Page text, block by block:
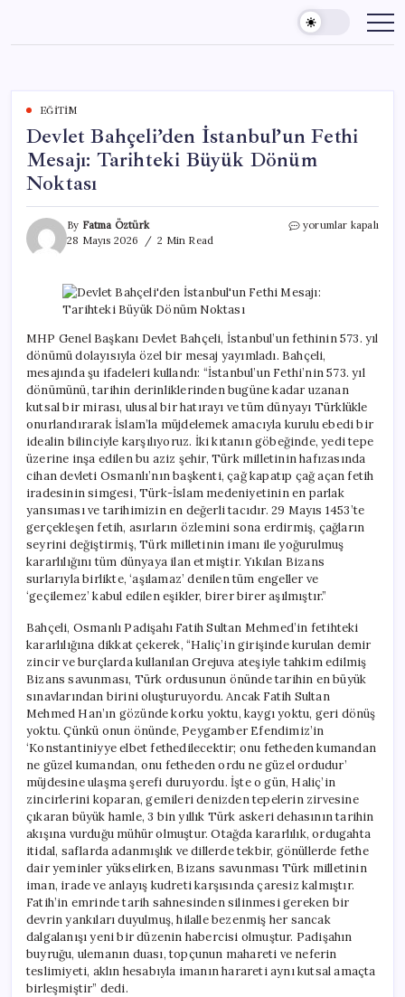
content
EĞITIM
Devlet Bahçeli’den İstanbul’un Fethi
Mesajı: Tarihteki Büyük Dönüm
Noktası
By Fatma Öztürk
28 Mayıs 2026
2 Min Read
Devlet
Mesajı:
Tarihteki
Dönüm
Noktası
için
yorumlar kapalı
MHP Genel Başkanı Devlet Bahçeli, İstanbul’un fethinin 573. yıl
dönümü dolayısıyla özel bir mesaj yayımladı. Bahçeli,
mesajında şu ifadeleri kullandı: “İstanbul’un Fethi’nin 573. yıl
dönümünü, tarihin derinliklerinden bugüne kadar uzanan
kutsal bir mirası, ulusal bir hatırayı ve tüm dünyayı Türklükle
onurlandırarak İslam’la müjdelemek amacıyla kurulu ebedi bir
idealin bilinciyle karşılıyoruz. İki kıtanın göbeğinde, yedi tepe
üzerine inşa edilen bu aziz şehir, Türk milletinin hafızasında
cihan devleti Osmanlı’nın başkenti, çağ kapatıp çağ açan fetih
iradesinin simgesi, Türk-İslam medeniyetinin en parlak
yansıması ve tarihimizin en değerli tacıdır. 29 Mayıs 1453’te
gerçekleşen fetih, asırların özlemini sona erdirmiş, çağların
seyrini değiştirmiş, Türk milletinin imanı ile yoğurulmuş
kararlılığını tüm dünyaya ilan etmiştir. Yıkılan Bizans
surlarıyla birlikte, ‘aşılamaz’ denilen tüm engeller ve
‘geçilemez’ kabul edilen eşikler, birer birer aşılmıştır.”
Bahçeli, Osmanlı Padişahı Fatih Sultan Mehmed’in fetihteki
kararlılığına dikkat çekerek, “Haliç’in girişinde kurulan demir
zincir ve burçlarda kullanılan Grejuva ateşiyle tahkim edilmiş
Bizans savunması, Türk ordusunun önünde tarihin en büyük
sınavlarından birini oluşturuyordu. Ancak Fatih Sultan
Mehmed Han’ın gözünde korku yoktu, kaygı yoktu, geri dönüş
yoktu. Çünkü onun önünde, Peygamber Efendimiz’in
‘Konstantiniyye elbet fethedilecektir; onu fetheden kumandan
ne güzel kumandan, onu fetheden ordu ne güzel ordudur’
müjdesine ulaşma şerefi duruyordu. İşte o gün, Haliç’in
zincirlerini koparan, gemileri denizden tepelerin zirvesine
çıkaran büyük hamle, 3 bin yıllık Türk askeri dehasının tarihin
akışına vurduğu mühür olmuştur. Otağda kararlılık, ordugahta
itidal, saflarda adanmışlık ve dillerde tekbir, gönüllerde fethe
dair yeminler yükselirken, Bizans savunması Türk milletinin
iman, irade ve anlayış kudreti karşısında çaresiz kalmıştır.
Fatih’in emrinde tarih sahnesinden silinmesi gereken bir
devrin yankıları duyulmuş, hilalle bezenmiş her sancak
dalgalanışı yeni bir düzenin habercisi olmuştur. Padişahın
buyruğu, ulemanın duası, topçunun mahareti ve neferin
teslimiyeti, aklın hesabıyla imanın harareti aynı kutsal amaçta
birleşmiştir” dedi.